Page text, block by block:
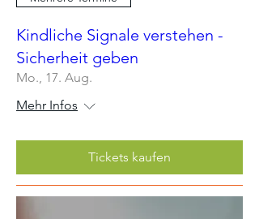
Kindliche Signale verstehen -
Sicherheit geben
Mo., 17. Aug.
Mehr Infos
Tickets kaufen